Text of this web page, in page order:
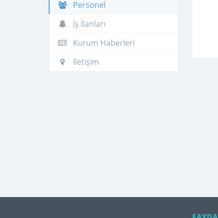
Personel
İş İlanları
Kurum Haberleri
İletişim